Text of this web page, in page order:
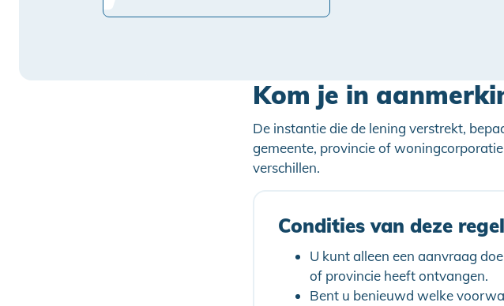
Kom je in
De instantie die de lening verstrekt,
gemeente, provincie of
verschillen.
Condities van deze
U kunt alleen een aanvraag
of provincie heeft ontvangen.
Bent u benieuwd welke